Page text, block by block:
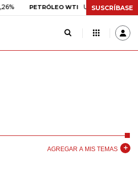
PETRÓLEO WTI US$ 78,01 US$ 2,92
SUSCRÍBASE
AGREGAR A MIS TEMAS